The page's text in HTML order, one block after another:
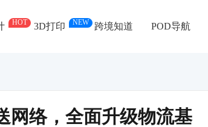
HOT 3D打印 NEW 跨境知道 POD导航
网络，全面升级物流基